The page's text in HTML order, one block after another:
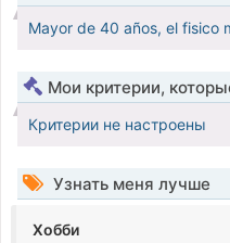
Mayor de 40 años, el fisico
Мои критерии,
Критерии не настроены
Узнать меня лучше
Хобби